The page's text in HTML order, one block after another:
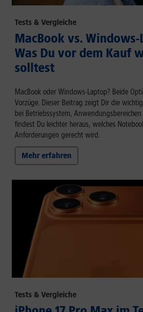
Tests & Vergleiche
MacBook vs.
Was Du vor dem Kauf
solltest
MacBook oder Windows-Laptop? Beide
Vorzüge. Dieser Beitrag zeigt Dir die
bei Betriebssystem,
findest Du leichter heraus, welches
Anforderungen gerecht wird.
Mehr erfahren
Tests & Vergleiche